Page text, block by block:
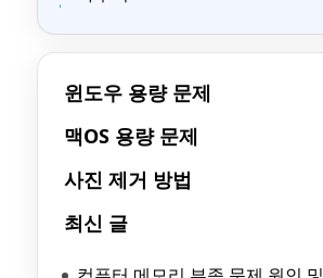
윈도우 용량 문제
맥OS 용량 문제
사진 제거 방법
최신 글